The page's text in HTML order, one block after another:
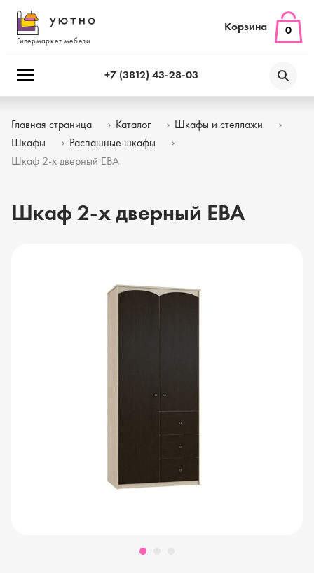
Гипермаркет мебели
+7 (3812) 43-28-03
Корзина 0
Главная страница Каталог
Шкафы и стеллажи
Шкафы
Распашные шкафы
Шкаф 2-х дверный ЕВА
Шкаф 2-х дверный ЕВА